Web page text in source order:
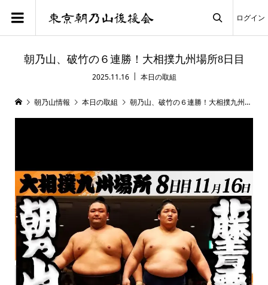

ログイン
朝乃山、破竹の６連勝！大相撲九州場所8日目
2025.11.16 本日の取組
朝乃山情報 本日の取組 朝乃山、破竹の６連勝！大相撲九州場所8日目